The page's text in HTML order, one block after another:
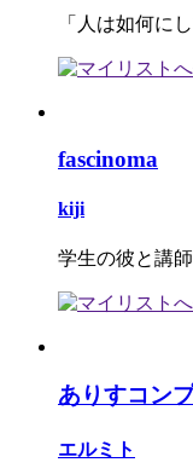
「人は如何に
fascinoma
kiji
学生の彼と講
ありすコン
エルミト